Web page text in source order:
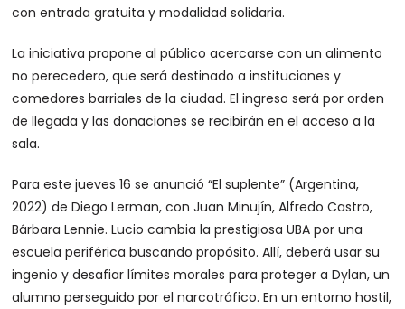
con entrada gratuita y modalidad solidaria.
La iniciativa propone al público acercarse con un alimento
no perecedero, que será destinado a instituciones y
comedores barriales de la ciudad. El ingreso será por orden
de llegada y las donaciones se recibirán en el acceso a la
sala.
Para este jueves 16 se anunció “El suplente” (Argentina,
2022) de Diego Lerman, con Juan Minujín, Alfredo Castro,
Bárbara Lennie. Lucio cambia la prestigiosa UBA por una
escuela periférica buscando propósito. Allí, deberá usar su
ingenio y desafiar límites morales para proteger a Dylan, un
alumno perseguido por el narcotráfico. En un entorno hostil,